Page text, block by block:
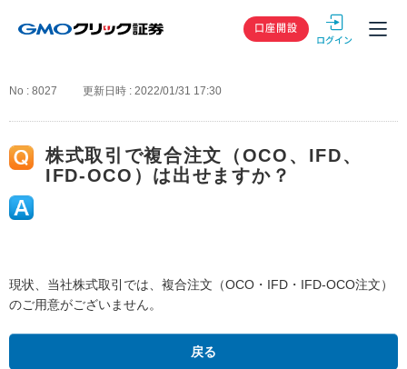
GMOクリック
口座開設
No : 8027 更新日時 : 2022/01/31 17:30
株式取引で複合注文（OCO、IFD、
IFD-OCO）は出せますか？
現状、当社株式取引では、複合注文（OCO・IFD・IFD-OCO注文）
のご用意がございません。
戻る